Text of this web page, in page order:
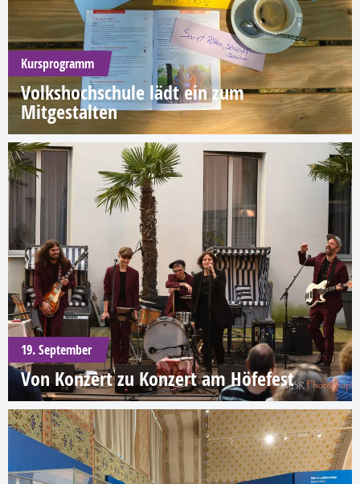
Kursprogramm
Volkshochschule lädt ein zum
Mitgestalten
19. September
Von Konzert zu Konzert am Höfefest